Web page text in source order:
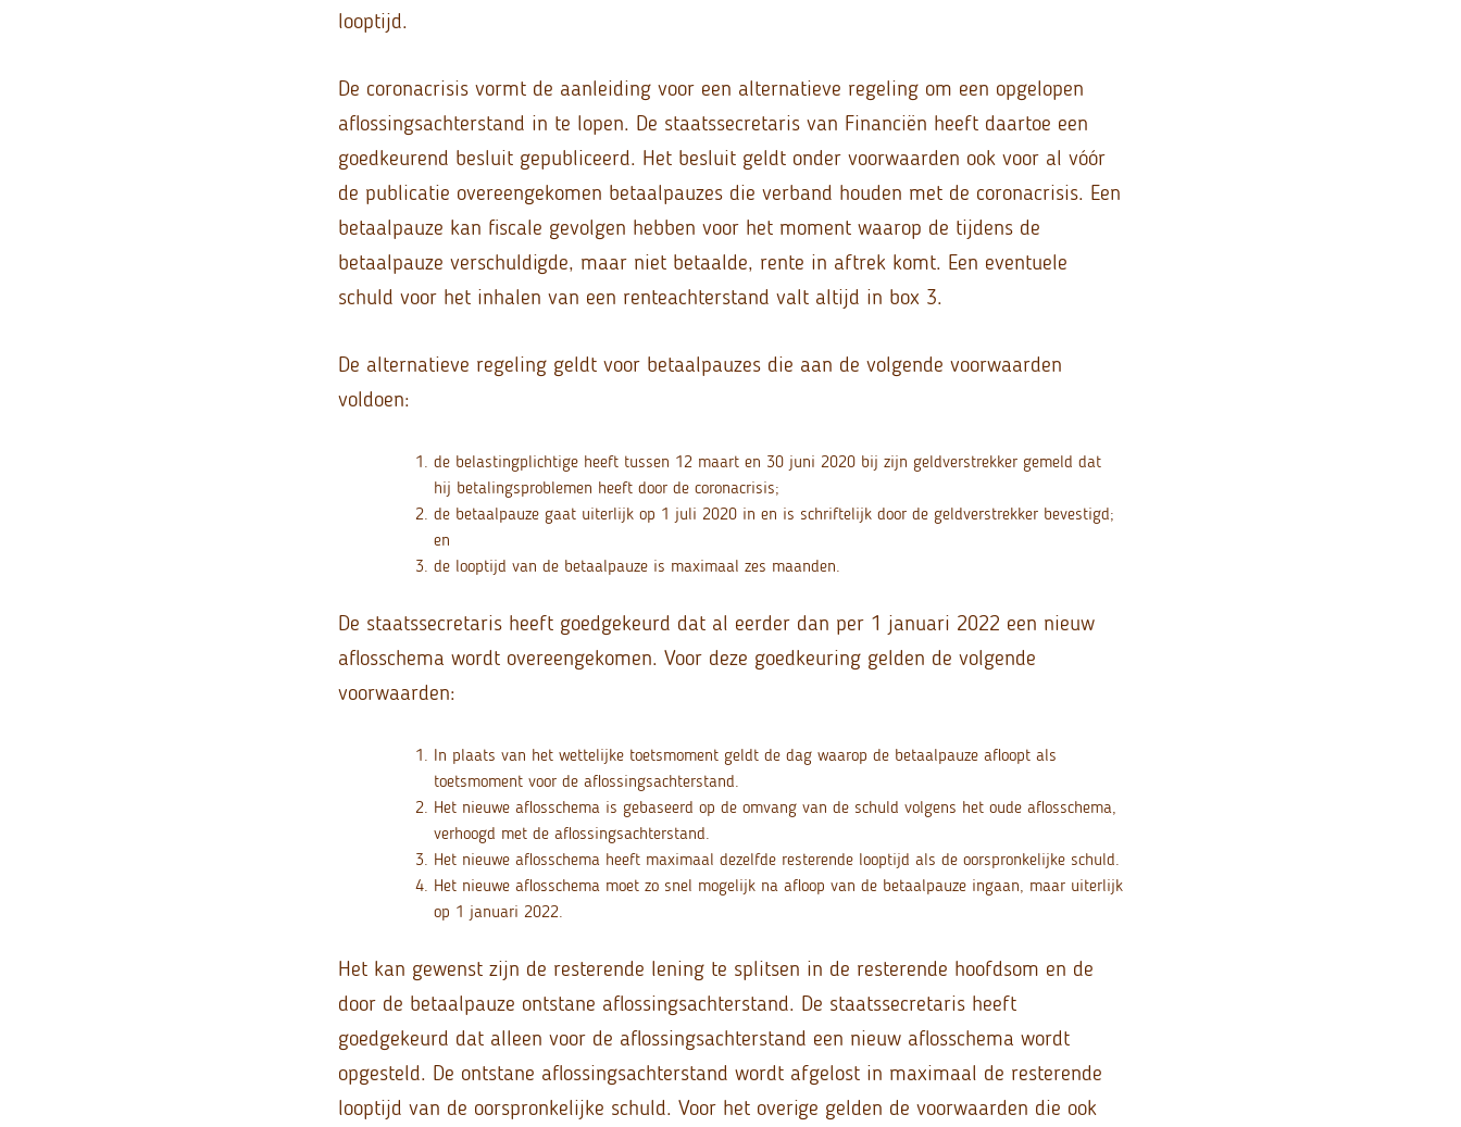
looptijd.
De coronacrisis vormt de aanleiding voor een alternatieve regeling om een opgelopen
aflossingsachterstand in te lopen. De staatssecretaris van Financiën heeft daartoe een
goedkeurend besluit gepubliceerd. Het besluit geldt onder voorwaarden ook voor al vóór
de publicatie overeengekomen betaalpauzes die verband houden met de coronacrisis. Een
betaalpauze kan fiscale gevolgen hebben voor het moment waarop de tijdens de
betaalpauze verschuldigde, maar niet betaalde, rente in aftrek komt. Een eventuele
schuld voor het inhalen van een renteachterstand valt altijd in box 3.
De alternatieve regeling geldt voor betaalpauzes die aan de volgende voorwaarden
voldoen:
de belastingplichtige heeft tussen 12 maart en 30 juni 2020 bij zijn geldverstrekker gemeld dat
hij betalingsproblemen heeft door de coronacrisis;
de betaalpauze gaat uiterlijk op 1 juli 2020 in en is schriftelijk door de geldverstrekker bevestigd;
en
de looptijd van de betaalpauze is maximaal zes maanden.
De staatssecretaris heeft goedgekeurd dat al eerder dan per 1 januari 2022 een nieuw
aflosschema wordt overeengekomen. Voor deze goedkeuring gelden de volgende
voorwaarden:
In plaats van het wettelijke toetsmoment geldt de dag waarop de betaalpauze afloopt als
toetsmoment voor de aflossingsachterstand.
Het nieuwe aflosschema is gebaseerd op de omvang van de schuld volgens het oude aflosschema,
verhoogd met de aflossingsachterstand.
Het nieuwe aflosschema heeft maximaal dezelfde resterende looptijd als de oorspronkelijke schuld.
Het nieuwe aflosschema moet zo snel mogelijk na afloop van de betaalpauze ingaan, maar uiterlijk
op 1 januari 2022.
Het kan gewenst zijn de resterende lening te splitsen in de resterende hoofdsom en de
door de betaalpauze ontstane aflossingsachterstand. De staatssecretaris heeft
goedgekeurd dat alleen voor de aflossingsachterstand een nieuw aflosschema wordt
opgesteld. De ontstane aflossingsachterstand wordt afgelost in maximaal de resterende
looptijd van de oorspronkelijke schuld. Voor het overige gelden de voorwaarden die ook